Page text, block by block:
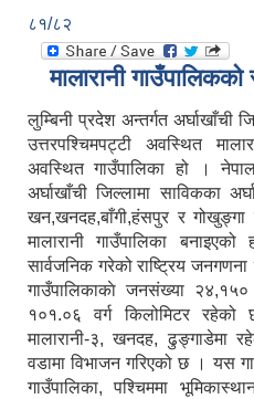
८१/८२
मालारानी गाउँपालिकको
लुम्बिनी प्रदेश अन्तर्गत अर्घाखाँची
उत्तरपश्चिमपट्टी अवस्थित
अवस्थित गाउँपालिका हो ।
अर्घाखाँची जिल्लामा साविकका
खन,खनदह,बाँगी,हंसपुर र गोखुङ्गा
मालारानी गाउँपालिका
सार्वजनिक गरेको राष्ट्रिय जनगणना
गाउँपालिकाकाे जनसंख्या
१०१.०६ वर्ग किलोमिटर
मालारानी-३, खनदह, ढुङ्गाडेमा
वडामा विभाजन गरिएको छ । यस
गाउँपालिका, पश्चिममा